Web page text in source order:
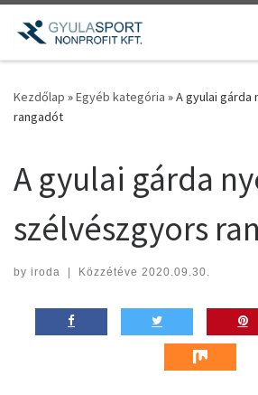
Teljes tartalom megjelenítése
Kezdőlap »Egyéb kategória »A gyulai
rangadót
A gyulai gárda
szélvészgyors
by iroda | Közzétéve 2020.09.30.